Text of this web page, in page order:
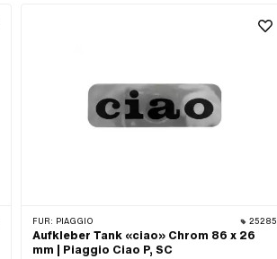
FÜR: PIAGGIO 25285
Aufkleber Tank «ciao» Chrom 86 x 26
mm | Piaggio Ciao P, SC